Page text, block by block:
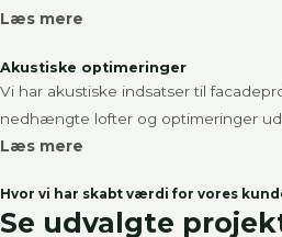
Læs mere
Akustiske optimeringer
Vi har akustiske indsatser til
nedhængte lofter og optimeringer ud
Læs mere
Hvor vi har skabt værdi for vores
Se udvalgte